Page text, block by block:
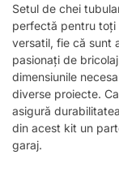
Setul de chei
perfectă pentru toți
versatil, fie că sunt
pasionați de
dimensiunile
diverse proiecte.
asigură
din acest kit un
garaj.